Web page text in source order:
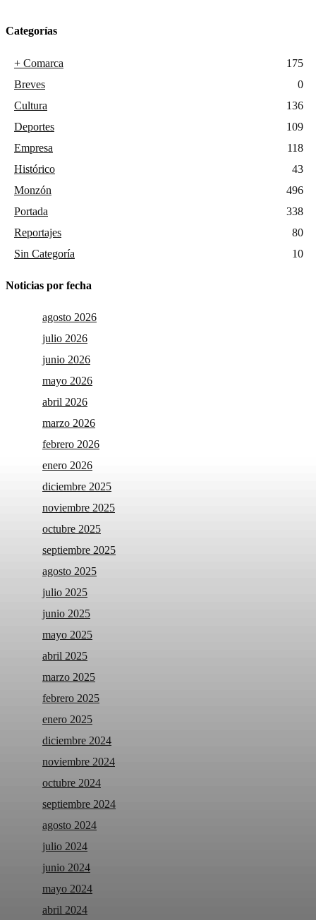
Categorías
+ Comarca
175
Breves
0
Cultura
136
Deportes
109
Empresa
118
Histórico
43
Monzón
496
Portada
338
Reportajes
80
Sin Categoría
10
Noticias por fecha
agosto 2026
julio 2026
junio 2026
mayo 2026
abril 2026
marzo 2026
febrero 2026
enero 2026
diciembre 2025
noviembre 2025
octubre 2025
septiembre 2025
agosto 2025
julio 2025
junio 2025
mayo 2025
abril 2025
marzo 2025
febrero 2025
enero 2025
diciembre 2024
noviembre 2024
octubre 2024
septiembre 2024
agosto 2024
julio 2024
junio 2024
mayo 2024
abril 2024